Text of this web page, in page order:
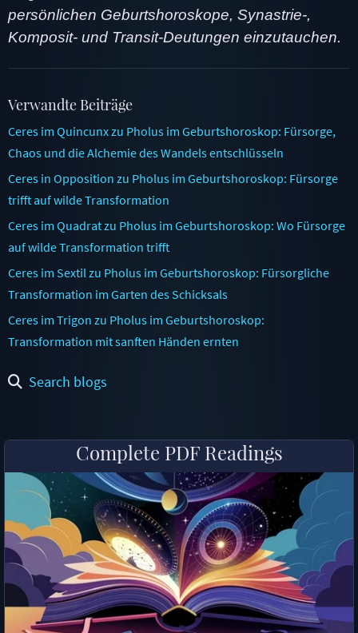
persönlichen Geburtshoroskope, Synastrie-,
Komposit- und Transit-Deutungen einzutauchen.
Verwandte Beiträge
Ceres im Quincunx zu Pholus im Geburtshoroskop: Fürsorge,
Chaos und die Alchemie des Wandels entschlüsseln
Ceres in Opposition zu Pholus im Geburtshoroskop: Fürsorge
trifft auf wilde Transformation
Ceres im Quadrat zu Pholus im Geburtshoroskop: Wo Fürsorge
auf wilde Transformation trifft
Ceres im Sextil zu Pholus im Geburtshoroskop: Fürsorgliche
Transformation im Garten des Schicksals
Ceres im Trigon zu Pholus im Geburtshoroskop:
Transformation mit sanften Händen ernten
Search blogs
Complete PDF Readings